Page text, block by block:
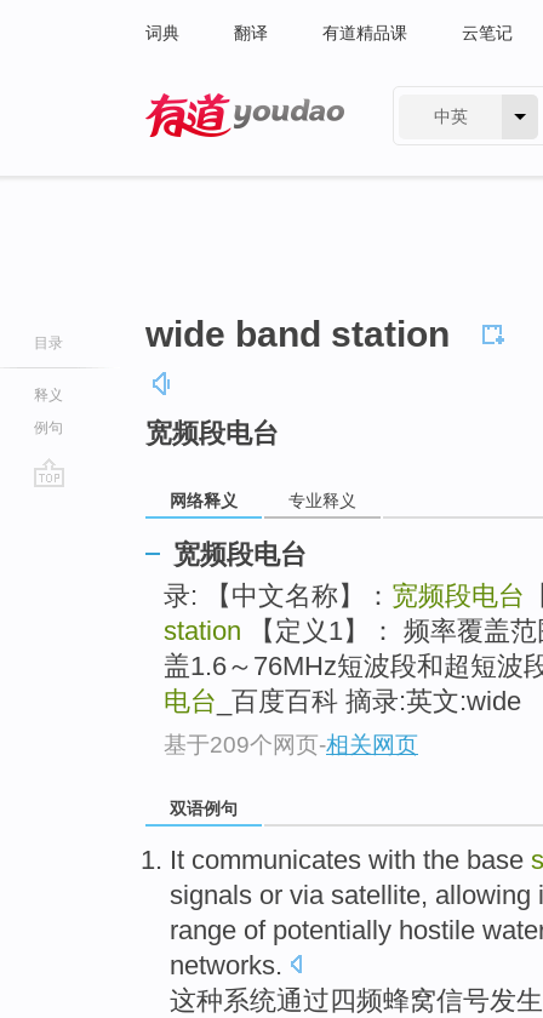
词典 翻译 有道精品课 云笔记
中英
目录
释义
例句
wide band station
宽频段电台
网络释义 专业释义
宽频段电台
录: 【中文名称】： 宽频段电台
station 【定义1】： 频率覆盖
盖1.6～76MHz短波段和超短波
电台 _百度百科 摘录:英文:wide
基于209个网页-相关网页
双语例句
It communicates with the base
signals or via satellite, allowing
range of potentially hostile
networks.
这种系统通过四频蜂窝信号发